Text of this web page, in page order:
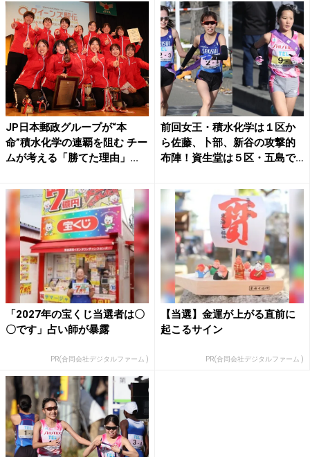
JP日本郵政グループが“本
命”積水化学の連覇を阻む チー
ムが考える「勝てた理由」...
前回女王・積水化学は１区か
ら佐藤、卜部、新谷の攻撃的
布陣！資生堂は５区・五島で
「2027年の宝くじ当選者は〇
〇です」占い師が暴露
PR(合同会社デジタルファーム )
【当選】金運が上がる直前に
起こるサイン
PR(合同会社デジタルファーム )